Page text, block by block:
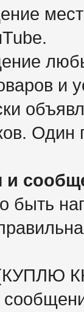
и
Один
и
быть
(КУПЛЮ